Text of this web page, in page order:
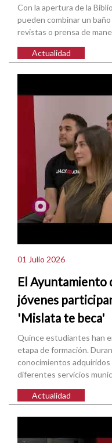
Con la apertura de la
pueden combinar un
revistas o prensa de
Actualidad
01 Julio 2026
El Ayuntamiento
jóvenes
'Mislata te beca'
Quince estudiantes han
etapa de formación.
conocimientos
diferentes servicios
Actualidad